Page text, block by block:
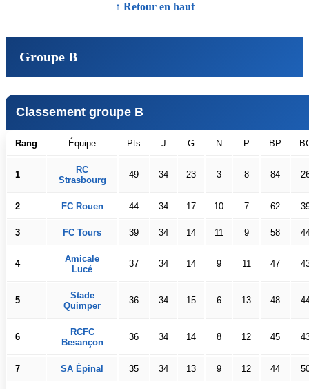
↑ Retour en haut
Groupe B
Classement groupe B
Rang Équipe Pts J G N P BP
1
RC
Strasbourg
49 34 23 3 8 84
2 FC Rouen 44 34 17 10 7 62
3 FC Tours 39 34 14 11 9 58
4
Amicale
Lucé
37 34 14 9 11 47
5
Stade
Quimper
36 34 15 6 13 48
6
RCFC
Besançon
36 34 14 8 12 45
7 SA Épinal 35 34 13 9 12 44